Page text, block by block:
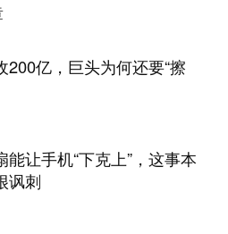
200亿，巨头为何还要“擦
能让手机“下克上”，这事本
讽刺